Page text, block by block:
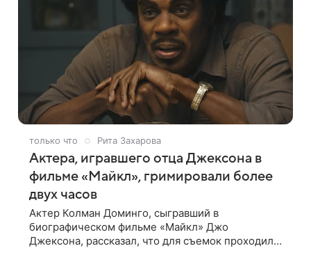
только что Рита Захарова
Актера, игравшего отца Джексона в
фильме «Майкл», гримировали более
двух часов
Актер Колман Доминго, сыгравший в
биографическом фильме «Майкл» Джо
Джексона, рассказал, что для съемок проходил